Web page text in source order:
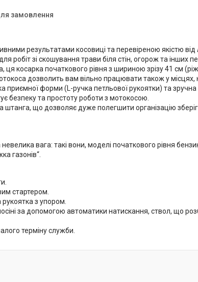
замовлення
результатами косовиці та перевіреною якістю від
робіт зі скошування трави біля стін, огорож та інших
ця косарка початкового рівня з шириною зрізу 41 см
дозволить вам вільно працювати також у
приємної форми (L-ручка петльової рукоятки) та
безпеку та простоту роботи з мотокосою.
що дозволяє дуже полегшити організацію
вага: такі вони, моделі початкового рівня
газонів“.
стартером.
з упором.
за допомогою автоматики натискання, ствол, що
терміну служби.